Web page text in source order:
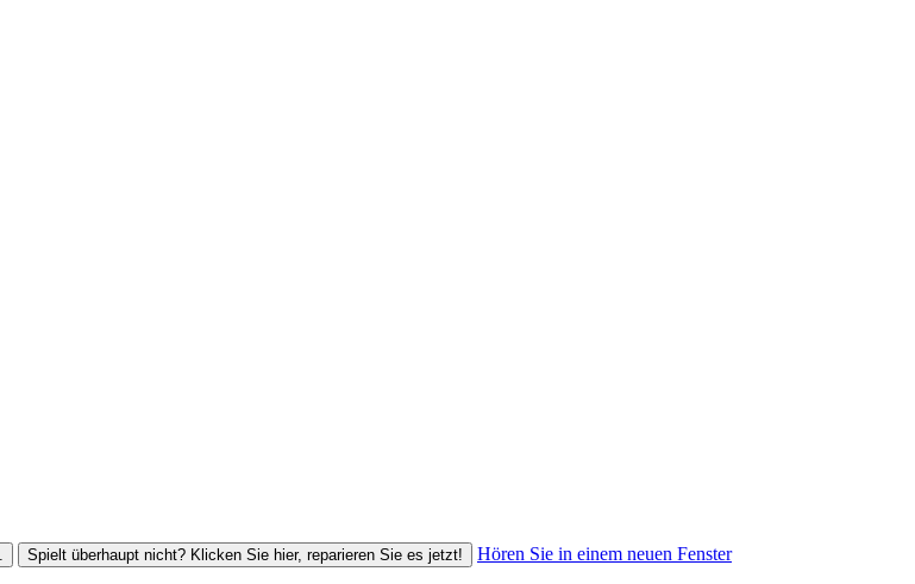
Spielt überhaupt nicht? Klicken Sie hier, reparieren Sie es jetzt! Hören Sie in einem neuen Fenster